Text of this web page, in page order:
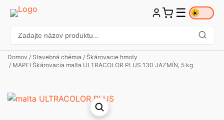
☰ ☀️
Domov / Stavebná chémia / Škárovacie hmoty
/ MAPEI Škárovacia malta ULTRACOLOR PLUS 130 JAZMÍN, 5 kg